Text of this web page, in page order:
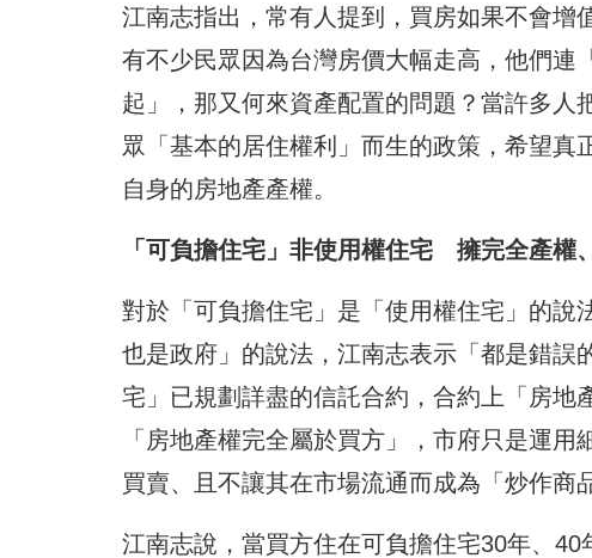
江南志指出，常有人提到，買房如果不會增
有不少民眾因為台灣房價大幅走高，他們連
起」，那又何來資產配置的問題？當許多
眾「基本的居住權利」而生的政策，希望
自身的房地產產權。
「可負擔住宅」非使用權住宅 擁完全產權
對於「可負擔住宅」是「使用權住宅」的說
也是政府」的說法，江南志表示「都是錯誤
宅」已規劃詳盡的信託合約，合約上「房地
「房地產權完全屬於買方」，市府只是運
買賣、且不讓其在市場流通而成為「炒作商
江南志說，當買方住在可負擔住宅30年、